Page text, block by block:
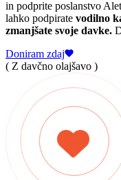
in podprite poslanstvo
lahko podpirate vodilno
zmanjšate svoje davke.
Doniram zdaj
( Z davčno olajšavo )